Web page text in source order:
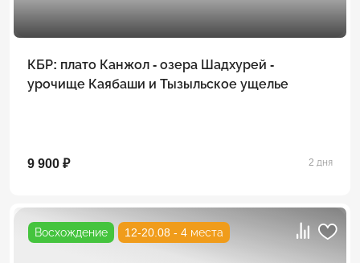
КБР: плато Канжол - озера Шадхурей -
урочище Каябаши и Тызыльское ущелье
9 900 ₽ 2 дня
Восхождение 12-20.08 - 4 места